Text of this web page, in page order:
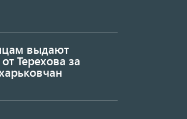
выдают
Терехова за